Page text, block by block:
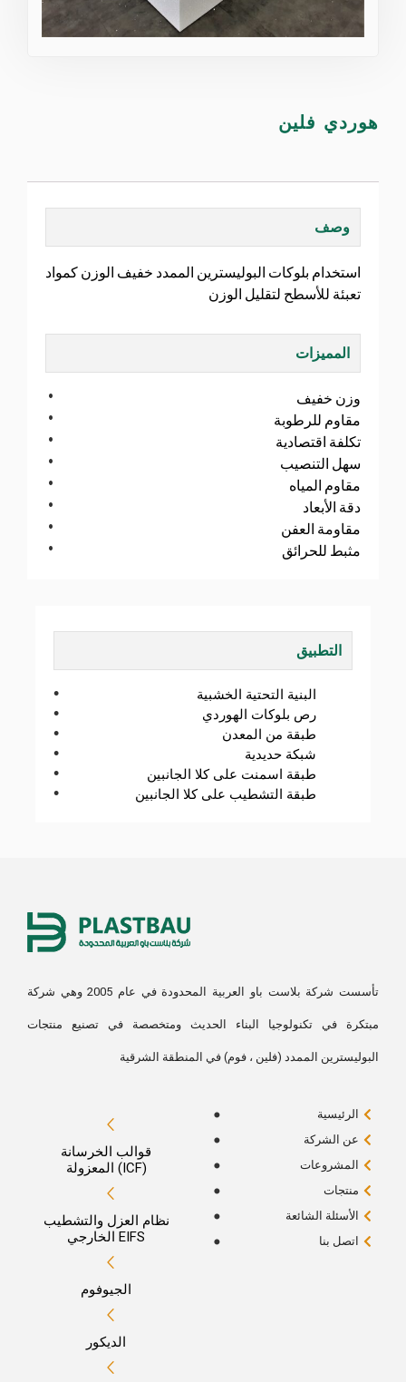
هوردي فلين
وصف
استخدام بلوكات البوليسترين الممدد خفيف الوزن كمواد
تعبئة للأسطح لتقليل الوزن
المميزات
وزن خفيف
مقاوم للرطوبة
تكلفة اقتصادية
سهل التنصيب
مقاوم المياه
دقة الأبعاد
مقاومة العفن
مثبط للحرائق
التطبيق
البنية التحتية الخشبية
رص بلوكات الهوردي
طبقة من المعدن
شبكة حديدية
طبقة اسمنت على كلا الجانبين
طبقة التشطيب على كلا الجانبين
تأسست شركة بلاست باو العربية المحدودة في عام 2005 وهي شركة
مبتكرة في تكنولوجيا البناء الحديث ومتخصصة في تصنيع منتجات
البوليسترين الممدد (فلين ، فوم) في المنطقة الشرقية
الرئيسية
عن الشركة
المشروعات
منتجات
الأسئلة الشائعة
اتصل بنا
قوالب الخرسانة
المعزولة (ICF)
نظام العزل والتشطيب
الخارجي EIFS
الجيوفوم
الديكور